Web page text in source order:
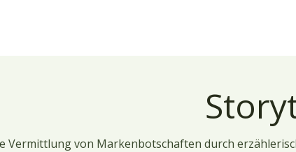
Vermittlung von Markenbotschaften durch